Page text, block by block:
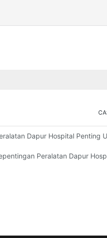
Dapur Hospital Penting
Peralatan Dapur